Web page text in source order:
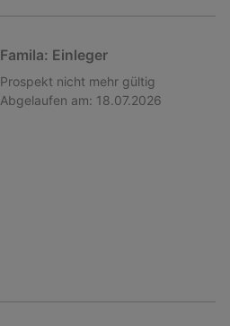
Famila: Einleger
Prospekt nicht mehr gültig
Abgelaufen am: 18.07.2026